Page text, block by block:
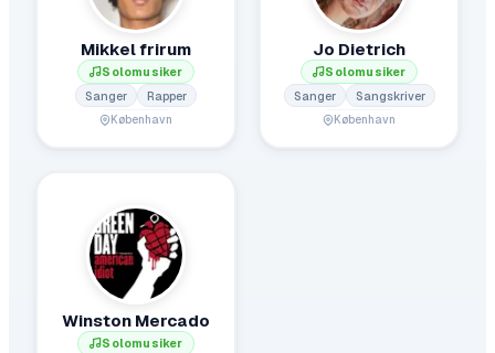
Mikkel frirum
Solomusiker
Sanger
Rapper
København
Jo Dietrich
Solomusiker
Sanger
Sangskriver
København
Winston Mercado
Solomusiker